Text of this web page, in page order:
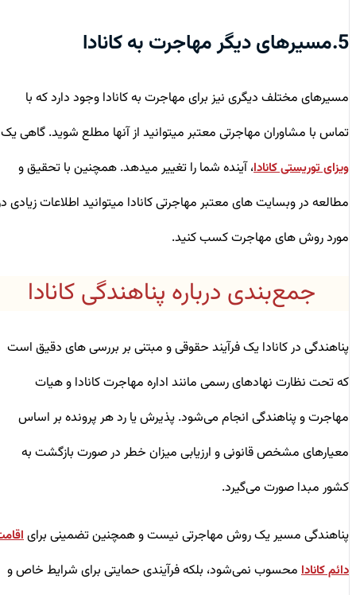
5.مسیرهای دیگر مهاجرت به کانادا
مسیرهای مختلف دیگری نیز برای مهاجرت به کانادا وجود دارد که با
تماس با مشاوران مهاجرتی معتبر میتوانید از آنها مطلع شوید. گاهی یک
ویزای توریستی کانادا، آینده شما را تغییر میدهد. همچنین با تحقیق و
مطالعه در وبسایت های معتبر مهاجرتی کانادا میتوانید اطلاعات زیادی در
مورد روش های مهاجرت کسب کنید.
جمع‌بندی درباره پناهندگی کانادا
پناهندگی در کانادا یک فرآیند حقوقی و مبتنی بر بررسی ‌های دقیق است
که تحت نظارت نهادهای رسمی مانند اداره مهاجرت کانادا و هیات
مهاجرت و پناهندگی انجام می‌شود. پذیرش یا رد هر پرونده بر اساس
معیارهای مشخص قانونی و ارزیابی میزان خطر در صورت بازگشت به
کشور مبدا صورت می‌گیرد.
پناهندگی مسیر یک روش مهاجرتی نیست و همچنین تضمینی برایاقامت
دائم کانادامحسوب نمی‌شود، بلکه فرآیندی حمایتی برای شرایط خاص و